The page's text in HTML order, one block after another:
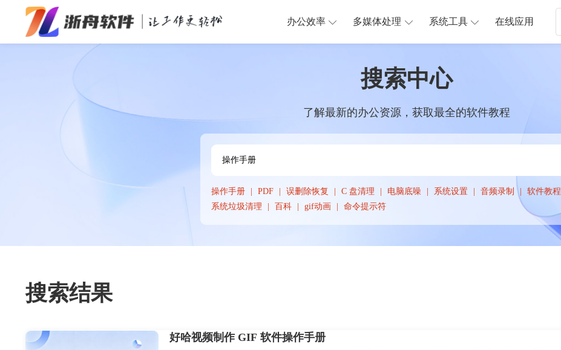
办公效率 多媒体处理 系统工具 在线应用
搜索中心
了解最新的办公资源，获取最全的软件教程
操作手册 PDF 误删除恢复 C 盘清理 电脑底噪 系统设置 音频录制
软件教程
系统垃圾清理
百科 gif动画 命令提示符
搜索结果
好哈视频制作 GIF 软件操作手册